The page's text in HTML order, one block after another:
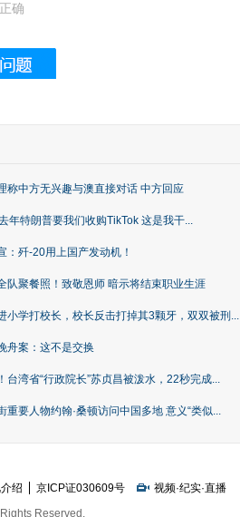
禁城
确
称中方无兴趣与澳直接对话 中方回应
年特朗普要我们收购TikTok 这是我干...
：歼-20用上国产发动机！
队聚餐照！致敬恩师 暗示将结束职业生涯
小学打校长，校长反击打掉其3颗牙，双双被刑...
舟案：这不是交换
台湾省“行政院长”苏贞昌被泼水，22秒完成...
重要人物约翰·桑顿访问中国多地 意义“类似...
绍 京ICP证030609号 视频·纪实·直播
Reserved.